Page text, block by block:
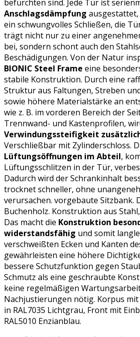
befürchten sind. Jede Tür ist
Anschlagsdämpfung ausgestattet,
ein schwungvolles Schließen, die
trägt nicht nur zu einer
bei, sondern schont auch den
Beschädigungen. Von der Natur
BIONIC Steel Frame eine
stabile Konstruktion. Durch eine
Struktur aus Faltungen, Streben
sowie höhere Materialstärke an
wie z. B. im vorderen Bereich der
Trennwand- und Kastenprofilen,
Verwindungssteifigkeit
Verschließbar mit Zylinderschloss.
Lüftungsöffnungen im Abteil,
Lüftungsschlitzen in der Tür,
Dadurch wird der Schrankinhalt
trocknet schneller, ohne
verursachen. vorgebaute Sitzbank.
Buchenholz. Konstruktion aus
Das macht die Konstruktion
widerstandsfähig und somit
verschweißten Ecken und Kanten
gewährleisten eine höhere
bessere Schutzfunktion gegen
Schmutz als eine geschraubte
keine regelmäßigen
Nachjustierungen nötig. Korpus
in RAL7035 Lichtgrau, Front mit
RAL5010 Enzianblau.